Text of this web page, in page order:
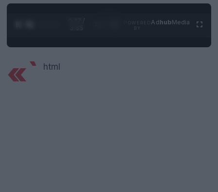
0:28 /
AdhubMedia
«` html